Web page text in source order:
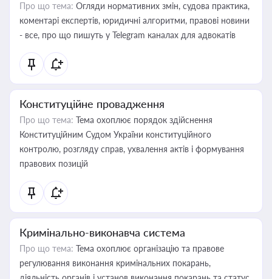
Про що тема: Огляди нормативних змін, судова практика,
коментарі експертів, юридичні алгоритми, правові новини
- все, про що пишуть у Telegram каналах для адвокатів
Конституційне провадження
Про що тема: Тема охоплює порядок здійснення
Конституційним Судом України конституційного
контролю, розгляду справ, ухвалення актів і формування
правових позицій
Кримінально-виконавча система
Про що тема: Тема охоплює організацію та правове
регулювання виконання кримінальних покарань,